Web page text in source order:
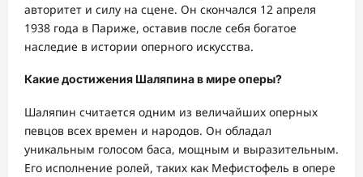
авторитет и силу на сцене. Он скончался 12 апреля
1938 года в Париже, оставив после себя богатое
наследие в истории оперного искусства.
Какие достижения Шаляпина в мире оперы?
Шаляпин считается одним из величайших оперных
певцов всех времен и народов. Он обладал
уникальным голосом баса, мощным и выразительным.
Его исполнение ролей, таких как Мефистофель в опере